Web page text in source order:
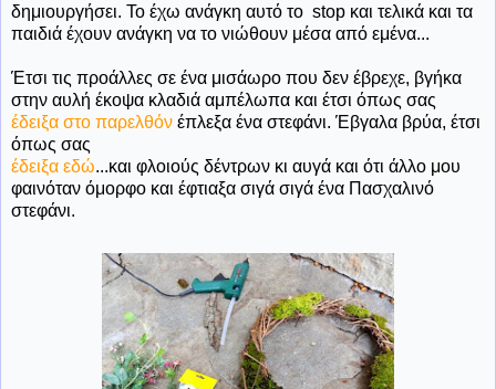
δημιουργήσει. Το έχω ανάγκη αυτό το stop και τελικά και τα
παιδιά έχουν ανάγκη να το νιώθουν μέσα από εμένα...
Έτσι τις προάλλες σε ένα μισάωρο που δεν έβρεχε, βγήκα
στην αυλή έκοψα κλαδιά αμπέλωπα και έτσι όπως σας
έδειξα στο παρελθόν έπλεξα ένα στεφάνι. Έβγαλα βρύα, έτσι
όπως σας
έδειξα εδώ...και φλοιούς δέντρων κι αυγά και ότι άλλο μου
φαινόταν όμορφο και έφτιαξα σιγά σιγά ένα Πασχαλινό
στεφάνι.